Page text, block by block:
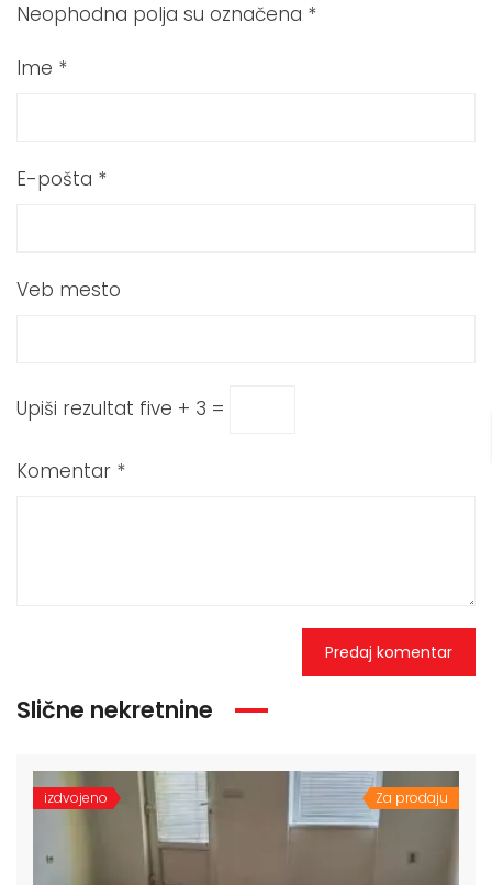
Neophodna polja su označena *
Ime *
E-pošta *
Veb mesto
Upiši rezultat five + 3 =
Komentar *
Slične nekretnine
izdvojeno Za prodaju